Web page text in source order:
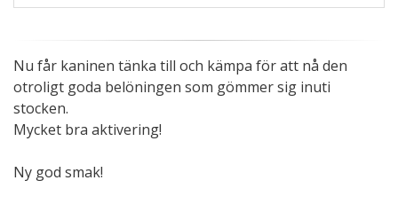
Nu får kaninen tänka till och kämpa för att nå den
otroligt goda belöningen som gömmer sig inuti
stocken.
Mycket bra aktivering!
Ny god smak!